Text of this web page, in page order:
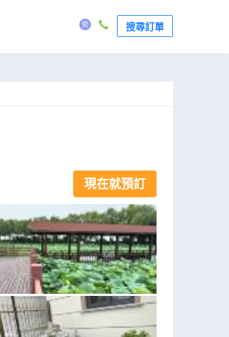
搜尋訂單
現在就預訂